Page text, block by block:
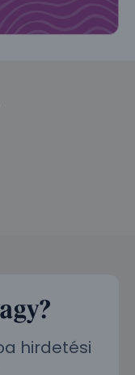
hirdetési